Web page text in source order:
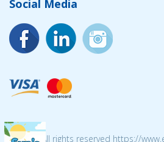
Social Media
© 2026 All rights reserved https://